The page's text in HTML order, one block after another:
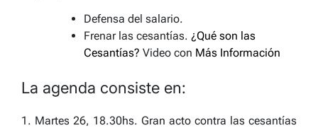
Defensa del salario.
Frenar las cesantías. ¿Qué son las
Cesantías? Video con Más Información
La agenda consiste en:
1. Martes 26, 18.30hs. Gran acto contra las cesantías